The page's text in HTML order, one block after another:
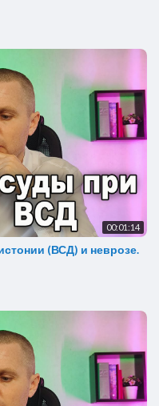
00:01:14
(ВСД) и неврозе.